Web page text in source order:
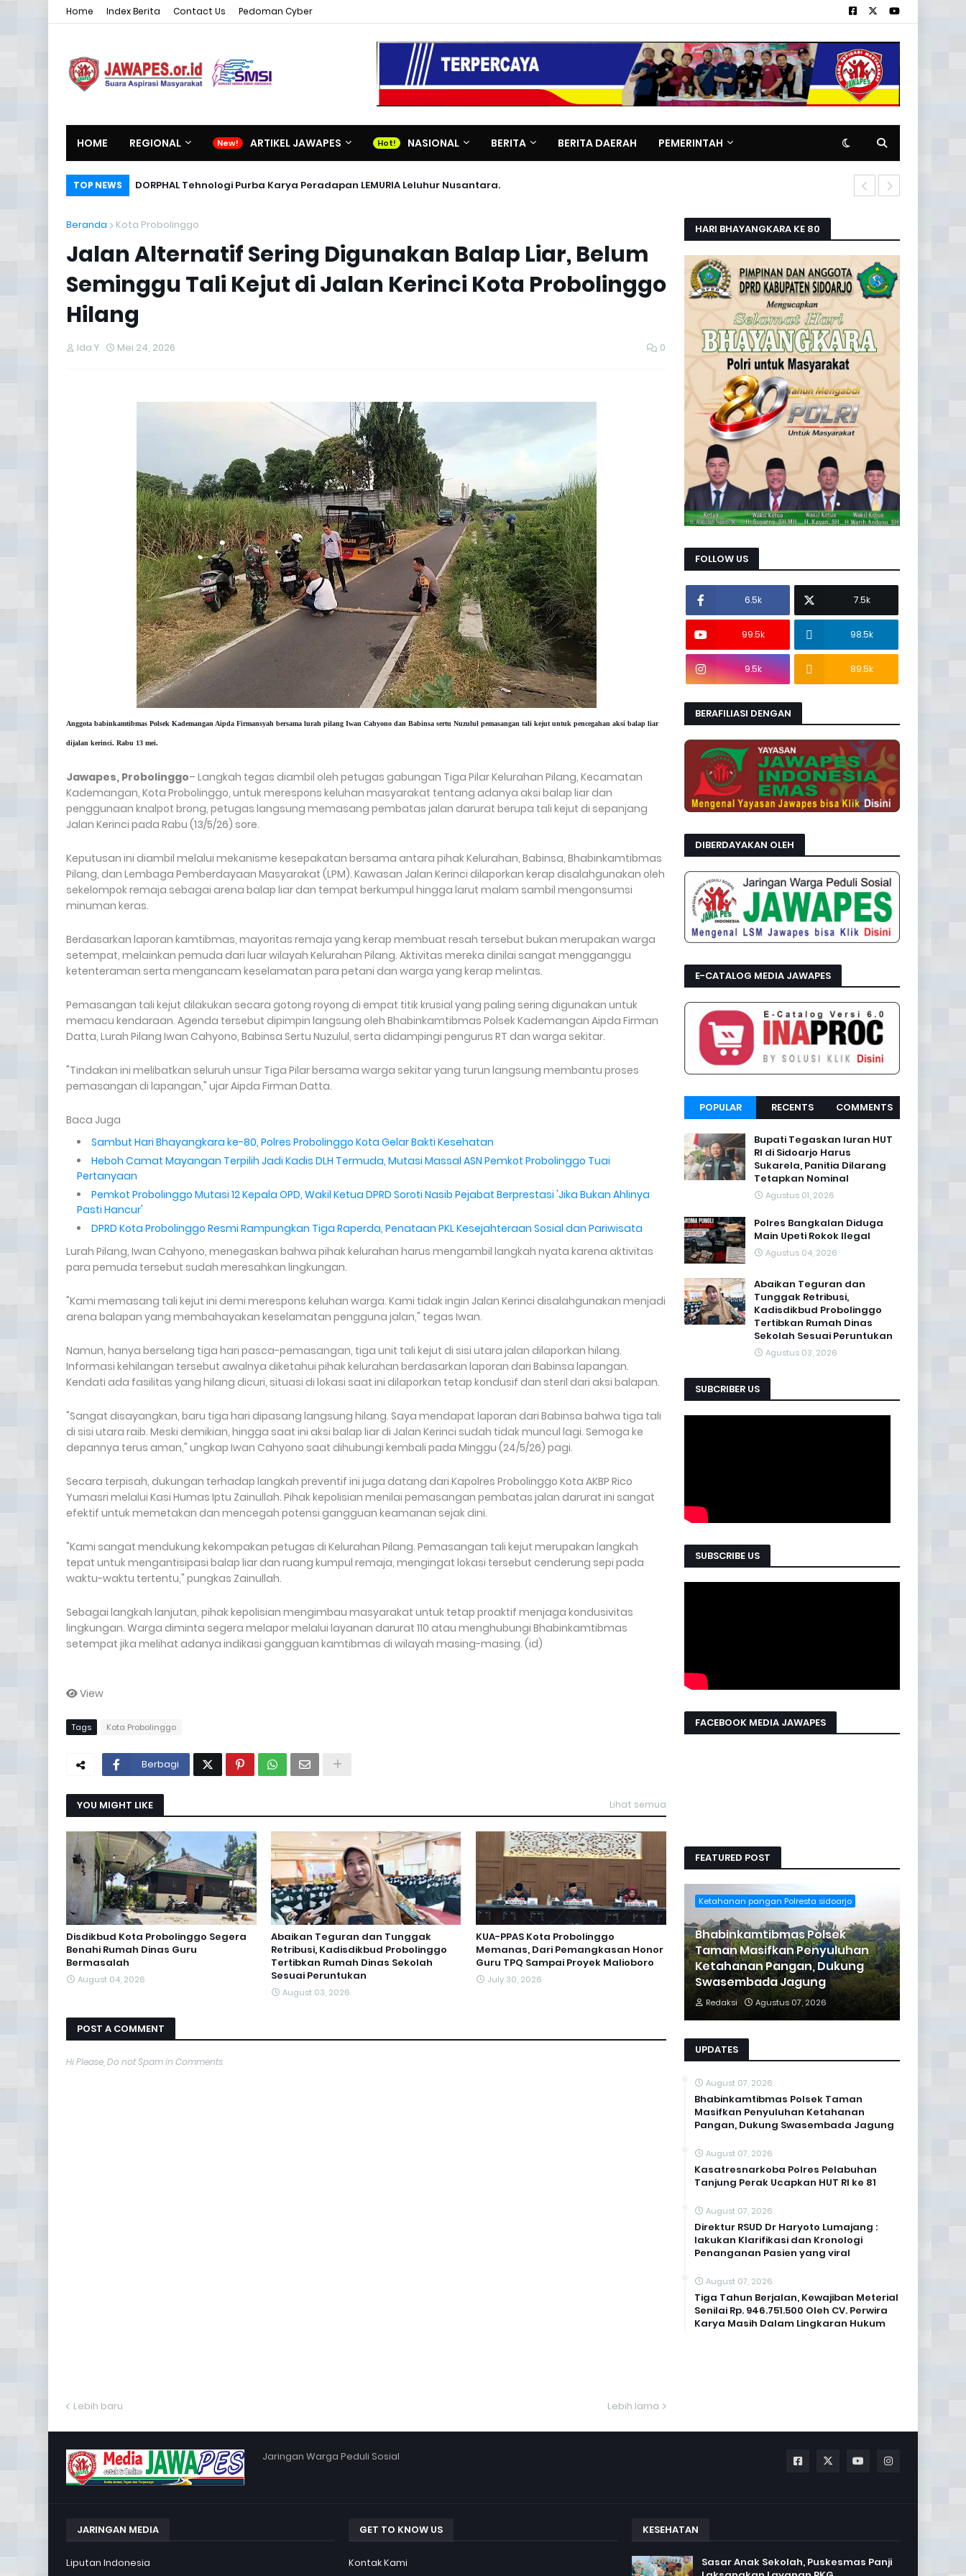
Home Index Berita Contact Us Pedoman Cyber
HOME REGIONAL ARTIKEL JAWAPES NASIONAL BERITA BERITA DAERAH PEMERINTAH
TOP NEWS DORPHAL Tehnologi Purba Karya Peradapan LEMURIA Leluhur Nusantara.
Beranda Kota Probolinggo
Jalan Alternatif Sering Digunakan Balap Liar, Belum
Seminggu Tali Kejut di Jalan Kerinci Kota Probolinggo
Hilang
Ida Y Mei 24, 2026 0
Anggota babinkamtibmas Polsek Kademangan Aipda Firmansyah bersama lurah pilang Iwan Cahyono dan Babinsa sertu Nuzulul pemasangan tali kejut untuk pencegahan aksi balap liar
dijalan kerinci. Rabu 13 mei.
Jawapes, Probolinggo– Langkah tegas diambil oleh petugas gabungan Tiga Pilar Kelurahan Pilang, Kecamatan
Kademangan, Kota Probolinggo, untuk merespons keluhan masyarakat tentang adanya aksi balap liar dan
penggunaan knalpot brong, petugas langsung memasang pembatas jalan darurat berupa tali kejut di sepanjang
Jalan Kerinci pada Rabu (13/5/26) sore.
​Keputusan ini diambil melalui mekanisme kesepakatan bersama antara pihak Kelurahan, Babinsa, Bhabinkamtibmas
Pilang, dan Lembaga Pemberdayaan Masyarakat (LPM). Kawasan Jalan Kerinci dilaporkan kerap disalahgunakan oleh
sekelompok remaja sebagai arena balap liar dan tempat berkumpul hingga larut malam sambil mengonsumsi
minuman keras.
​Berdasarkan laporan kamtibmas, mayoritas remaja yang kerap membuat resah tersebut bukan merupakan warga
setempat, melainkan pemuda dari luar wilayah Kelurahan Pilang. Aktivitas mereka dinilai sangat mengganggu
ketenteraman serta mengancam keselamatan para petani dan warga yang kerap melintas.
​Pemasangan tali kejut dilakukan secara gotong royong di empat titik krusial yang paling sering digunakan untuk
memacu kendaraan. Agenda tersebut dipimpin langsung oleh Bhabinkamtibmas Polsek Kademangan Aipda Firman
Datta, Lurah Pilang Iwan Cahyono, Babinsa Sertu Nuzulul, serta didampingi pengurus RT dan warga sekitar.
​"Tindakan ini melibatkan seluruh unsur Tiga Pilar bersama warga sekitar yang turun langsung membantu proses
pemasangan di lapangan," ujar Aipda Firman Datta.
Baca Juga
Sambut Hari Bhayangkara ke-80, Polres Probolinggo Kota Gelar Bakti Kesehatan
Heboh Camat Mayangan Terpilih Jadi Kadis DLH Termuda, Mutasi Massal ASN Pemkot Probolinggo Tuai
Pertanyaan
Pemkot Probolinggo Mutasi 12 Kepala OPD, Wakil Ketua DPRD Soroti Nasib Pejabat Berprestasi 'Jika Bukan Ahlinya
Pasti Hancur'
DPRD Kota Probolinggo Resmi Rampungkan Tiga Raperda, Penataan PKL Kesejahteraan Sosial dan Pariwisata
​Lurah Pilang, Iwan Cahyono, menegaskan bahwa pihak kelurahan harus mengambil langkah nyata karena aktivitas
para pemuda tersebut sudah meresahkan lingkungan.
"Kami memasang tali kejut ini demi merespons keluhan warga. Kami tidak ingin Jalan Kerinci disalahgunakan menjadi
arena balapan yang membahayakan keselamatan pengguna jalan," tegas Iwan.
​Namun, hanya berselang tiga hari pasca-pemasangan, tiga unit tali kejut di sisi utara jalan dilaporkan hilang.
Informasi kehilangan tersebut awalnya diketahui pihak kelurahan berdasarkan laporan dari Babinsa lapangan.
Kendati ada fasilitas yang hilang dicuri, situasi di lokasi saat ini dilaporkan tetap kondusif dan steril dari aksi balapan.
"Sangat disayangkan, baru tiga hari dipasang langsung hilang. Saya mendapat laporan dari Babinsa bahwa tiga tali
di sisi utara raib. Meski demikian, hingga saat ini aksi balap liar di Jalan Kerinci sudah tidak muncul lagi. Semoga ke
depannya terus aman," ungkap Iwan Cahyono saat dihubungi kembali pada Minggu (24/5/26) pagi.
​Secara terpisah, dukungan terhadap langkah preventif ini juga datang dari Kapolres Probolinggo Kota AKBP Rico
Yumasri melalui Kasi Humas Iptu Zainullah. Pihak kepolisian menilai pemasangan pembatas jalan darurat ini sangat
efektif untuk memetakan dan mencegah potensi gangguan keamanan sejak dini.
​"Kami sangat mendukung kekompakan petugas di Kelurahan Pilang. Pemasangan tali kejut merupakan langkah
tepat untuk mengantisipasi balap liar dan ruang kumpul remaja, mengingat lokasi tersebut cenderung sepi pada
waktu-waktu tertentu," pungkas Zainullah.
Sebagai langkah lanjutan, pihak kepolisian mengimbau masyarakat untuk tetap proaktif menjaga kondusivitas
lingkungan. Warga diminta segera melapor melalui layanan darurat 110 atau menghubungi Bhabinkamtibmas
setempat jika melihat adanya indikasi gangguan kamtibmas di wilayah masing-masing. (id)
View
Tags Kota Probolinggo
Berbagi
YOU MIGHT LIKE Lihat semua
Disdikbud Kota Probolinggo Segera
Benahi Rumah Dinas Guru
Bermasalah
August 04, 2026
Abaikan Teguran dan Tunggak
Retribusi, Kadisdikbud Probolinggo
Tertibkan Rumah Dinas Sekolah
Sesuai Peruntukan
August 03, 2026
KUA-PPAS Kota Probolinggo
Memanas, Dari Pemangkasan Honor
Guru TPQ Sampai Proyek Malioboro
July 30, 2026
POST A COMMENT
Hi Please, Do not Spam in Comments
Lebih baru Lebih lama
HARI BHAYANGKARA KE 80
FOLLOW US
6.5k 7.5k
99.5k 98.5k
9.5k 89.5k
BERAFILIASI DENGAN
DIBERDAYAKAN OLEH
E-CATALOG MEDIA JAWAPES
POPULAR RECENTS COMMENTS
Bupati Tegaskan Iuran HUT
RI di Sidoarjo Harus
Sukarela, Panitia Dilarang
Tetapkan Nominal
Agustus 01, 2026
Polres Bangkalan Diduga
Main Upeti Rokok Ilegal
Agustus 04, 2026
Abaikan Teguran dan
Tunggak Retribusi,
Kadisdikbud Probolinggo
Tertibkan Rumah Dinas
Sekolah Sesuai Peruntukan
Agustus 03, 2026
SUBCRIBER US
SUBSCRIBE US
FACEBOOK MEDIA JAWAPES
FEATURED POST
Ketahanan pangan Polresta sidoarjo
Bhabinkamtibmas Polsek
Taman Masifkan Penyuluhan
Ketahanan Pangan, Dukung
Swasembada Jagung
Redaksi Agustus 07, 2026
UPDATES
August 07, 2026
Bhabinkamtibmas Polsek Taman
Masifkan Penyuluhan Ketahanan
Pangan, Dukung Swasembada Jagung
August 07, 2026
Kasatresnarkoba Polres Pelabuhan
Tanjung Perak Ucapkan HUT RI ke 81
August 07, 2026
Direktur RSUD Dr Haryoto Lumajang :
lakukan Klarifikasi dan Kronologi
Penanganan Pasien yang viral
August 07, 2026
Tiga Tahun Berjalan, Kewajiban Meterial
Senilai Rp. 946.751.500 Oleh CV. Perwira
Karya Masih Dalam Lingkaran Hukum
Jaringan Warga Peduli Sosial
JARINGAN MEDIA
Liputan Indonesia
GET TO KNOW US
Kontak Kami
KESEHATAN
Sasar Anak Sekolah, Puskesmas Panji